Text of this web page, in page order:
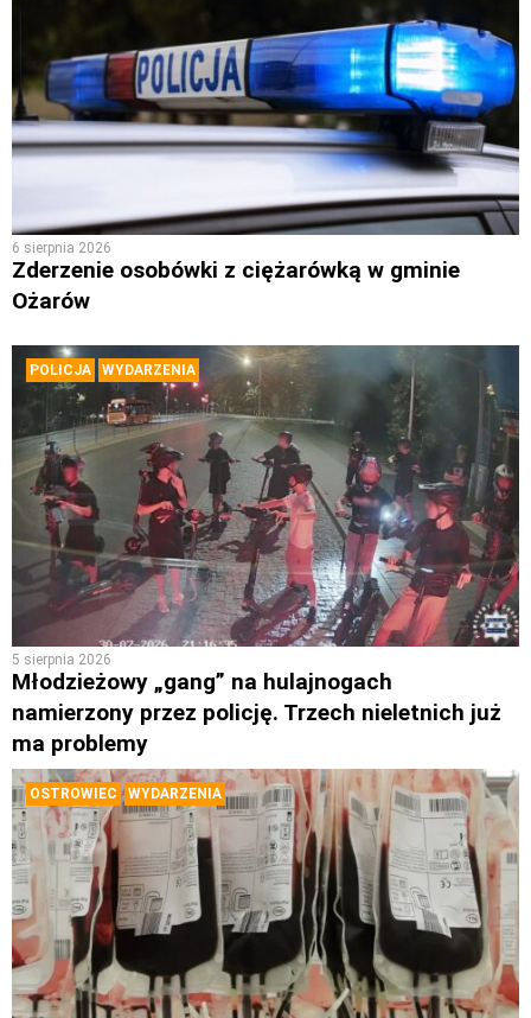
6 sierpnia 2026
Zderzenie osobówki z ciężarówką w gminie
Ożarów
POLICJA WYDARZENIA
5 sierpnia 2026
Młodzieżowy „gang” na hulajnogach
namierzony przez policję. Trzech nieletnich już
ma problemy
OSTROWIEC WYDARZENIA